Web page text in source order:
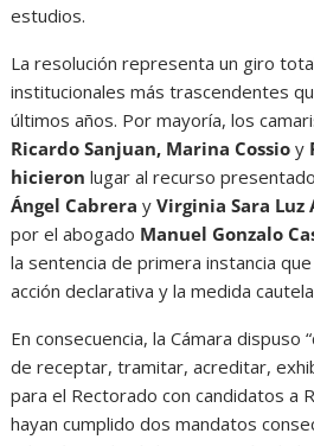
estudios.
La resolución representa un giro
institucionales más trascendentes
últimos años. Por mayoría, los
Ricardo Sanjuan, Marina Cossio y
hicieron lugar al recurso
Ángel Cabrera yVirginia Sara Luz
por el abogado Manuel Gonzalo
la sentencia de primera instancia
acción declarativa y la medida
En consecuencia, la Cámara dispuso
de receptar, tramitar, acreditar,
para el Rectorado con candidatos a
hayan cumplido dos mandatos